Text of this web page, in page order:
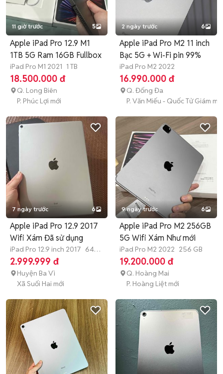
11 giờ trước 5
Apple iPad Pro 12.9 M1
1TB 5G Ram 16GB Fullbox
iPad Pro M1 2021 1 TB
18.500.000 đ
Q. Long Biên
P. Phúc Lợi mới
2 ngày trước 6
Apple iPad Pro M2 11 inch
Bạc 5G + Wi-Fi pin 99%
iPad Pro M2 2022
16.990.000 đ
Q. Đống Đa
P. Văn Miếu - Quốc Tử Giám mới
7 ngày trước 6
Apple iPad Pro 12.9 2017
Wifi Xám Đã sử dụng
iPad Pro 12.9 inch 2017 64
GB
2.999.999 đ
Huyện Ba Vì
Xã Suối Hai mới
9 ngày trước 6
Apple iPad Pro M2 256GB
5G Wifi Xám Như mới
iPad Pro M2 2022 256 GB
19.200.000 đ
Q. Hoàng Mai
P. Hoàng Liệt mới